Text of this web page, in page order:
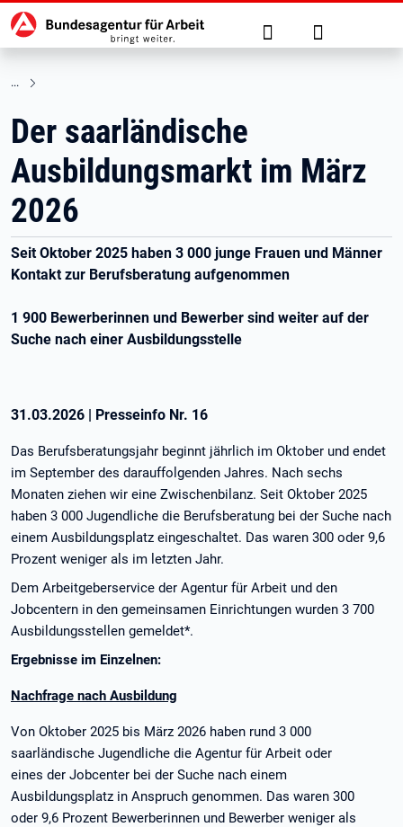
zu den Hauptinhalten springen
Hauptnavigation Suche Anmelden
Der saarländische
Ausbildungsmarkt im März
2026
Seit Oktober 2025 haben 3 000 junge Frauen und Männer
Kontakt zur Berufsberatung aufgenommen
1 900 Bewerberinnen und Bewerber sind weiter auf der
Suche nach einer Ausbildungsstelle
31.03.2026 | Presseinfo Nr. 16
Das Berufsberatungsjahr beginnt jährlich im Oktober und endet
im September des darauffolgenden Jahres. Nach sechs
Monaten ziehen wir eine Zwischenbilanz. Seit Oktober 2025
haben 3 000 Jugendliche die Berufsberatung bei der Suche nach
einem Ausbildungsplatz eingeschaltet. Das waren 300 oder 9,6
Prozent weniger als im letzten Jahr.
Dem Arbeitgeberservice der Agentur für Arbeit und den
Jobcentern in den gemeinsamen Einrichtungen wurden 3 700
Ausbildungsstellen gemeldet*.
Ergebnisse im Einzelnen:
Nachfrage nach Ausbildung
Von Oktober 2025 bis März 2026 haben rund 3 000
saarländische Jugendliche die Agentur für Arbeit oder
eines der Jobcenter bei der Suche nach einem
Ausbildungsplatz in Anspruch genommen. Das waren 300
oder 9,6 Prozent Bewerberinnen und Bewerber weniger als